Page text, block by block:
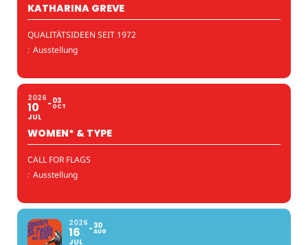
KATHARINA GREVE
QUALITÄTSIDEEN SEIT 1972
: Ausstellung
2026
10
JUL
03
OCT
WOMEN* & TYPE
CALL FOR FLAGS
: Ausstellung
2026
16
JUL
30
AUG